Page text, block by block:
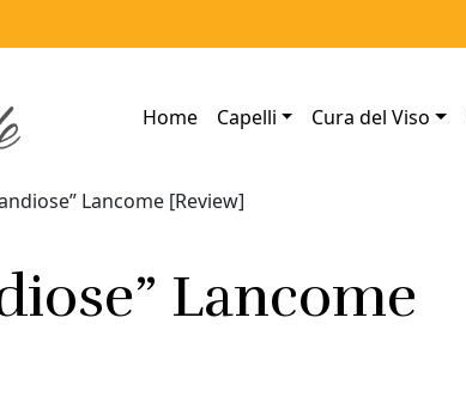
Home Capelli Cura del Viso
Lancome [Review]
Lancome